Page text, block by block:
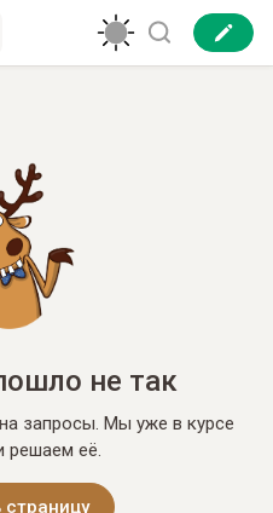
не так
запросы. Мы уже в курсе
решаем её.
страницу